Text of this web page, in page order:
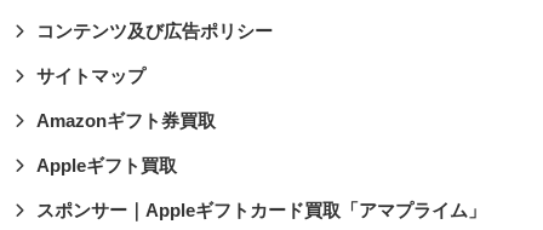
コンテンツ及び広告ポリシー
サイトマップ
Amazonギフト券買取
Appleギフト買取
スポンサー｜Appleギフトカード買取「アマプライム」